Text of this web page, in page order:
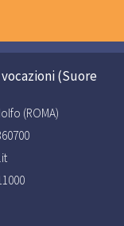
(Suore
(ROMA)